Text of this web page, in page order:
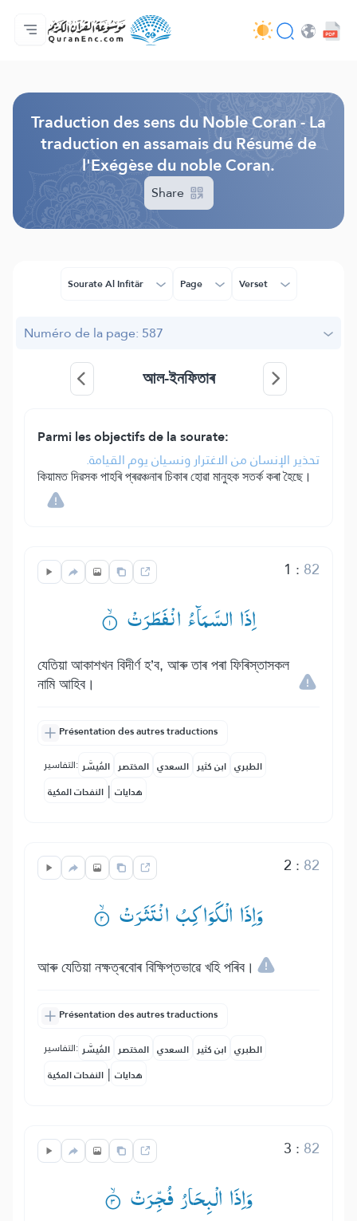
Accueil
Index des traductions
Audio
Services des développeurs du site - API
Autour du projet
Nous contacter
Langue
Traduction des sens du Noble Coran - La
traduction en assamais du Résumé de
l'Exégèse du noble Coran.
Share
Sourate Al Infitâr Page Verset
Numéro de la page: 587
আল-ইনফিতাৰ
Parmi les objectifs de la sourate:
تحذير الإنسان من الاغترار ونسيان يوم القيامة.
কিয়ামত দিৱসক পাহৰি প্ৰৱঞ্চনাৰ চিকাৰ হোৱা মানুহক সতৰ্ক কৰা হৈছে।
1 : 82
اِذَا السَّمَآءُ انْفَطَرَتْ ۟ۙ
যেতিয়া আকাশখন বিদীৰ্ণ হ’ব, আৰু তাৰ পৰা ফিৰিস্তাসকল
নামি আহিব।
Présentation des autres traductions
التفاسير: المُيسَّر المختصر السعدي ابن كثير الطبري
النفحات المكية | هدايات
2 : 82
وَاِذَا الْكَوَاكِبُ انْتَثَرَتْ ۟ۙ
আৰু যেতিয়া নক্ষত্ৰবোৰ বিক্ষিপ্তভাৱে খহি পৰিব।
Présentation des autres traductions
التفاسير: المُيسَّر المختصر السعدي ابن كثير الطبري
النفحات المكية | هدايات
3 : 82
وَاِذَا الْبِحَارُ فُجِّرَتْ ۟ۙ